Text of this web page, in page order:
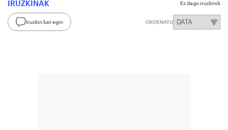
IRUZKINAK Ez dago iruzkinik
Iruzkin bat egin ORDENATU